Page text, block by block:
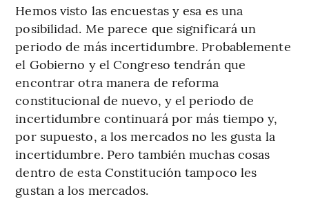
Hemos visto las encuestas y esa es una
posibilidad. Me parece que significará un
periodo de más incertidumbre. Probablemente
el Gobierno y el Congreso tendrán que
encontrar otra manera de reforma
constitucional de nuevo, y el periodo de
incertidumbre continuará por más tiempo y,
por supuesto, a los mercados no les gusta la
incertidumbre. Pero también muchas cosas
dentro de esta Constitución tampoco les
gustan a los mercados.